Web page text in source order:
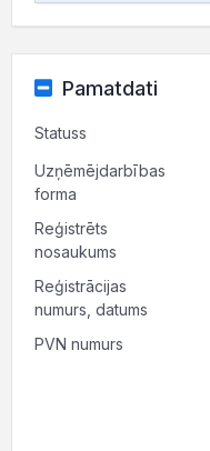
Pamatdati
Statuss
Uzņēmējdarbības
forma
Reģistrēts
nosaukums
Reģistrācijas
numurs, datums
PVN numurs